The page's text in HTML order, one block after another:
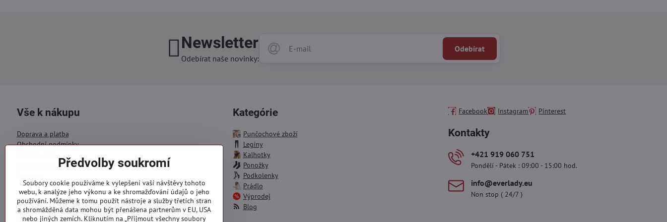
Newsletter
Odebírat naše novinky:
Odebírat
Vše k nákupu
Doprava a platba
Obchodní podmínky
Reklamační formulář
Objednávky
Stav objednávky
Kategórie
Punčochové zboží
Legíny
Kalhotky
Ponožky
Podkolenky
Prádlo
Výprodej
Blog
Facebook Instagram Pinterest
Kontakty
+421 919 060 751
Pondělí - Pátek : 09:00 - 15:00 hod.
info​@everlady​.eu
Non stop ( 24/7 )
Předvolby soukromí
Soubory cookie používáme k vylepšení vaší návštěvy tohoto
webu, k analýze jeho výkonu a ke shromažďování údajů o jeho
používání. Můžeme k tomu použít nástroje a služby třetích stran
a shromážděná data mohou být přenášena partnerům v EU, USA
nebo jiných zemích. Kliknutím na „Přijmout všechny soubory